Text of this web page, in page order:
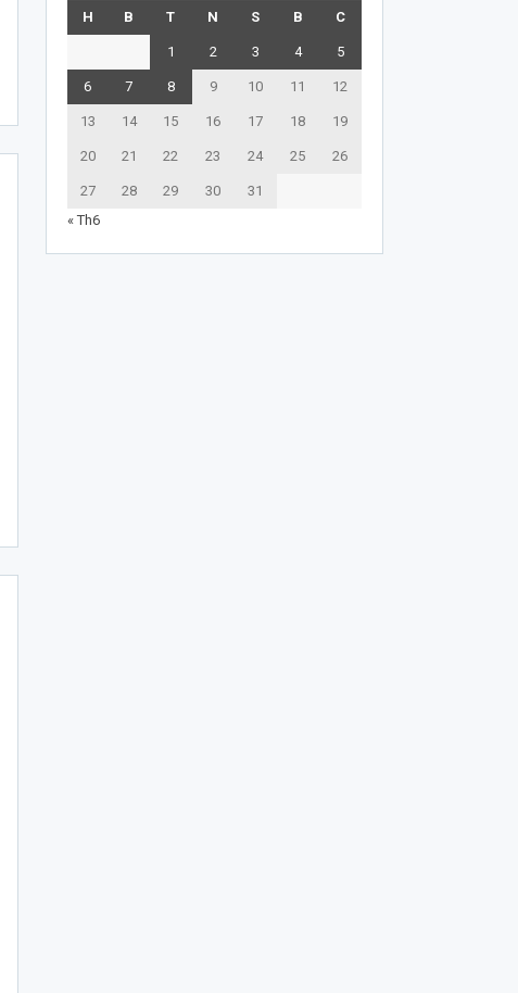
H B T N S B C
1 2 3 4 5
6 7 8 9 10 11 12
13 14 15 16 17 18 19
20 21 22 23 24 25 26
27 28 29 30
31
« Th6